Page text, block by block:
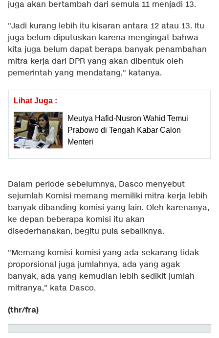
juga akan bertambah dari semula 11 menjadi 13.
"Jadi kurang lebih itu kisaran antara 12 atau 13. Itu
juga belum diputuskan karena mengingat bahwa
kita juga belum dapat berapa banyak penambahan
mitra kerja dari DPR yang akan dibentuk oleh
pemerintah yang mendatang," katanya.
Lihat Juga :
Meutya Hafid-Nusron Wahid Temui
Prabowo di Tengah Kabar Calon
Menteri
Dalam periode sebelumnya, Dasco menyebut
sejumlah Komisi memang memiliki mitra kerja lebih
banyak dibanding komisi yang lain. Oleh karenanya,
ke depan beberapa komisi itu akan
disederhanakan, begitu pula sebaliknya.
"Memang komisi-komisi yang ada sekarang tidak
proporsional juga jumlahnya, ada yang agak
banyak, ada yang kemudian lebih sedikit jumlah
mitranya," kata Dasco.
(thr/fra)